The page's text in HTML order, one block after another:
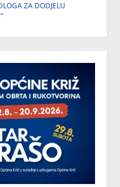
ZA DODJELU